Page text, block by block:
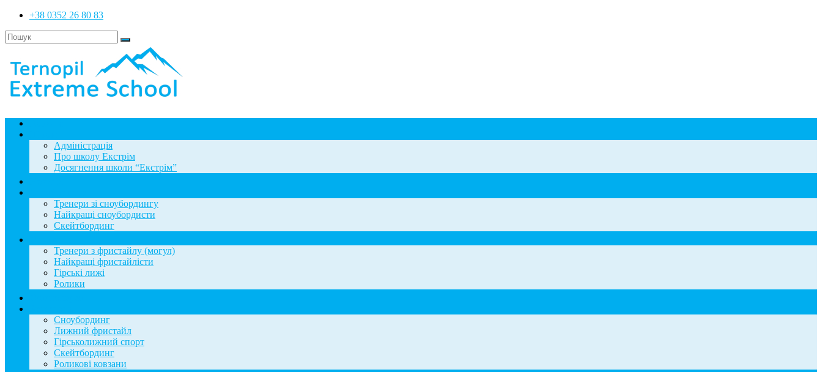
+38 0352 26 80 83
Адміністрація
Про школу Екстрім
Досягнення школи “Екстрім”
Тренери зі сноубордингу
Найкращі сноубордисти
Скейтбординг
Тренери з фристайлу (могул)
Найкращі фристайлісти
Гірські лижі
Ролики
Сноубординг
Лижний фристайл
Гірськолижний спорт
Скейтбординг
Роликові ковзани